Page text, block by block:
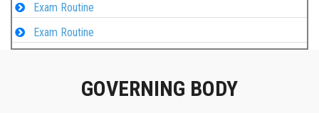
Exam Routine
Exam Routine
GOVERNING BODY